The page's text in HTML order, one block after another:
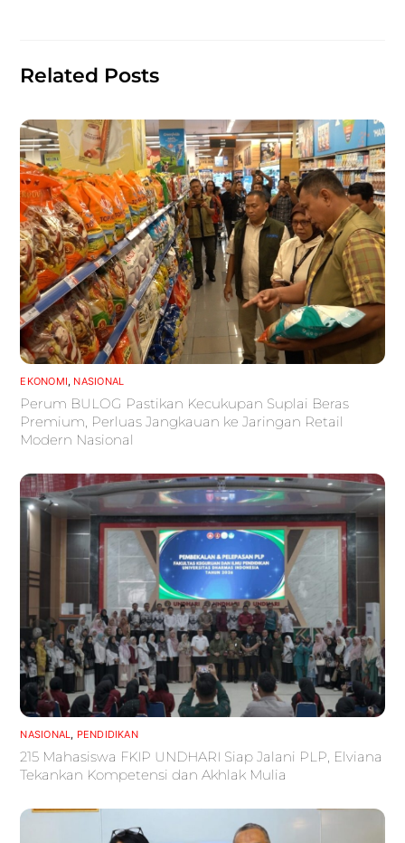
Related Posts
EKONOMI, NASIONAL
Perum BULOG Pastikan Kecukupan Suplai Beras
Premium, Perluas Jangkauan ke Jaringan Retail
Modern Nasional
NASIONAL, PENDIDIKAN
215 Mahasiswa FKIP UNDHARI Siap Jalani PLP, Elviana
Tekankan Kompetensi dan Akhlak Mulia